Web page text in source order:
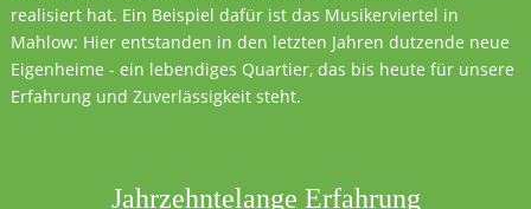
realisiert hat. Ein Beispiel dafür ist das Musikerviertel in
Mahlow: Hier entstanden in den letzten Jahren dutzende neue
Eigenheime - ein lebendiges Quartier, das bis heute für unsere
Erfahrung und Zuverlässigkeit steht.
Jahrzehntelange Erfahrung